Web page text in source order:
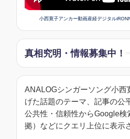
小西寛子アンカー動画産経デジタル
真相究明・情報募集中！
ANALOGシンガーソング小西
げた話題のテーマ、記事の公
公共性・信頼性からGoogle検
拠）などにクエリ上位に表示